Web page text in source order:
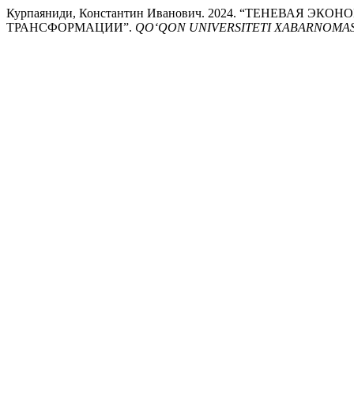
Курпаяниди, Константин Иванович. 2024. “ТЕНЕВАЯ
ТРАНСФОРМАЦИИ”. QO‘QON UNIVERSITETI